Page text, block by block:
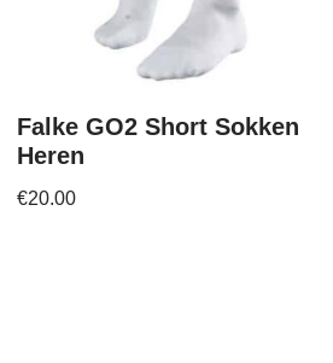
Falke GO2 Short Sokken
Heren
€20.00